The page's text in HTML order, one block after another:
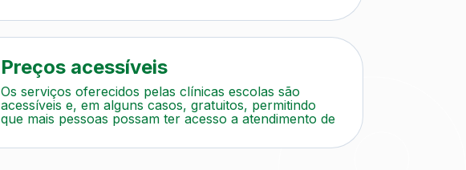
Preços acessíveis
Os serviços oferecidos pelas clínicas escolas são
acessíveis e, em alguns casos, gratuitos, permitindo
que mais pessoas possam ter acesso a atendimento de